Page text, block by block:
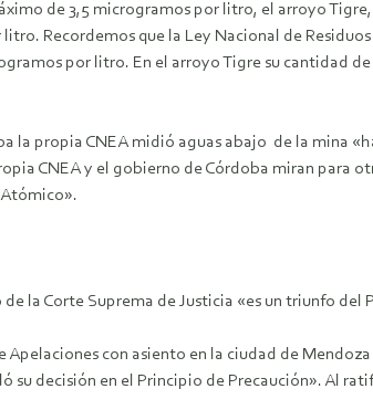
de 3,5 microgramos por litro, el arroyo
Recordemos que la Ley Nacional de
por litro. En el arroyo Tigre su cantidad
la propia CNEA midió aguas abajo de la mina
CNEA y el gobierno de Córdoba miran para
Atómico».
la Corte Suprema de Justicia «es un triunfo del
Apelaciones con asiento en la ciudad de
su decisión en el Principio de Precaución». Al